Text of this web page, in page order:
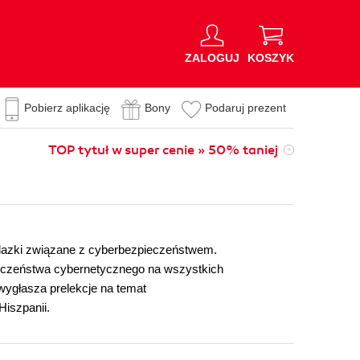
ZALOGUJ KOSZYK
Pobierz aplikację Bony Podaruj prezent
TOP tytuł w super cenie » 50% taniej
związane z cyberbezpieczeństwem.
cybernetycznego na wszystkich
prelekcje na temat